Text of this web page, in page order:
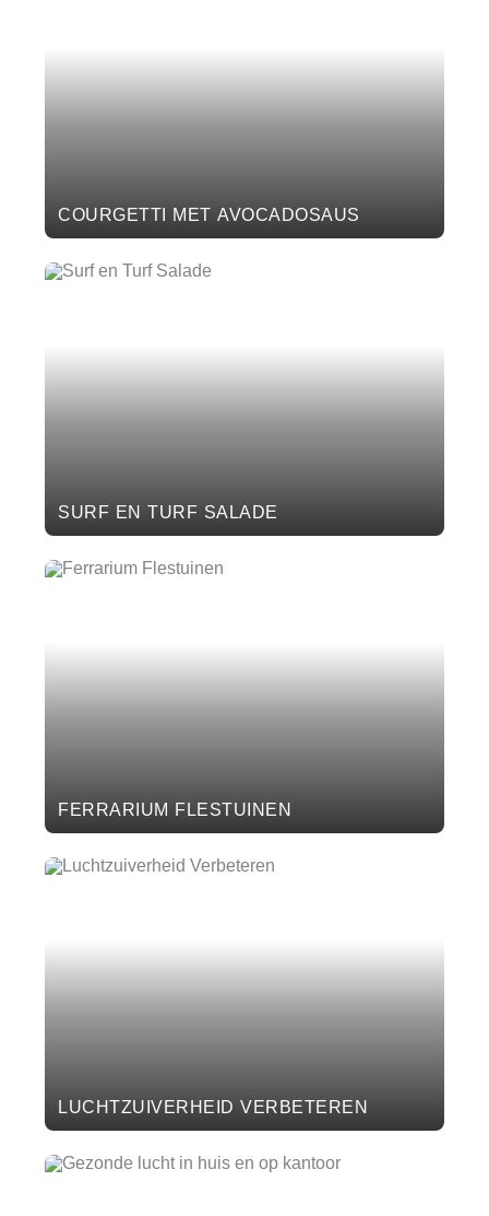
COURGETTI MET AVOCADOSAUS
SURF EN TURF SALADE
FERRARIUM FLESTUINEN
LUCHTZUIVERHEID VERBETEREN